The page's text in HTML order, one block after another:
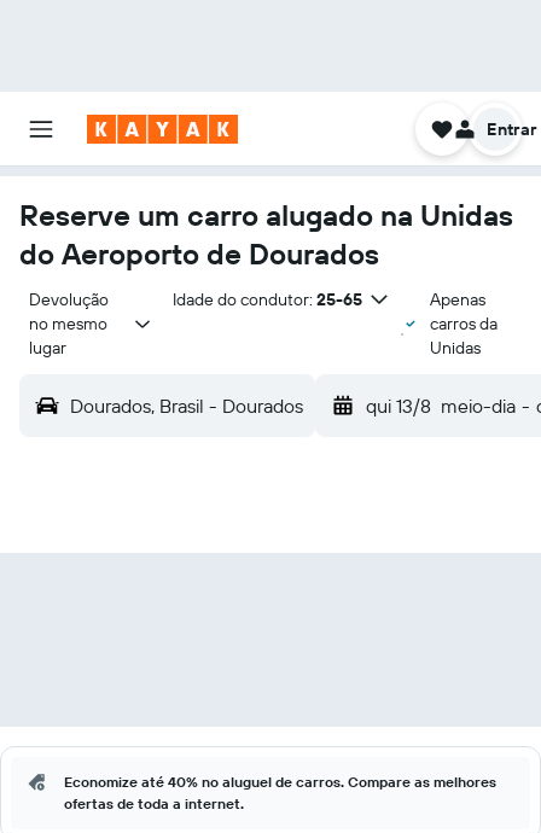
Entrar
Reserve um carro alugado na Unidas
do Aeroporto de Dourados
Devolução
no mesmo
lugar
Idade do condutor: 25-65
Apenas
carros da
Unidas
Dourados, Brasil - Dourados qui 13/8 meio-dia -
Economize até 40% no aluguel de carros. Compare as melhores
ofertas de toda a internet.